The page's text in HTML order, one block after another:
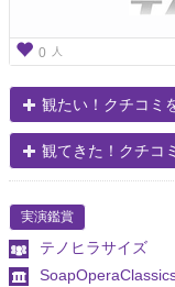
0 人
観たい！クチコミ
観てきた！クチコ
実演鑑賞
テノヒラサイズ